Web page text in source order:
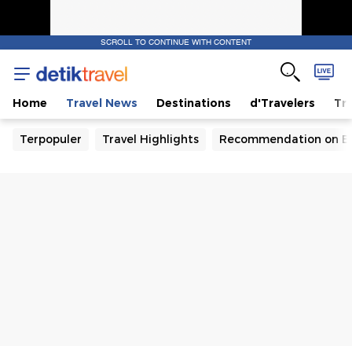
SCROLL TO CONTINUE WITH CONTENT
Home Travel News Destinations d'Travelers
Terpopuler Travel Highlights Recommendation on